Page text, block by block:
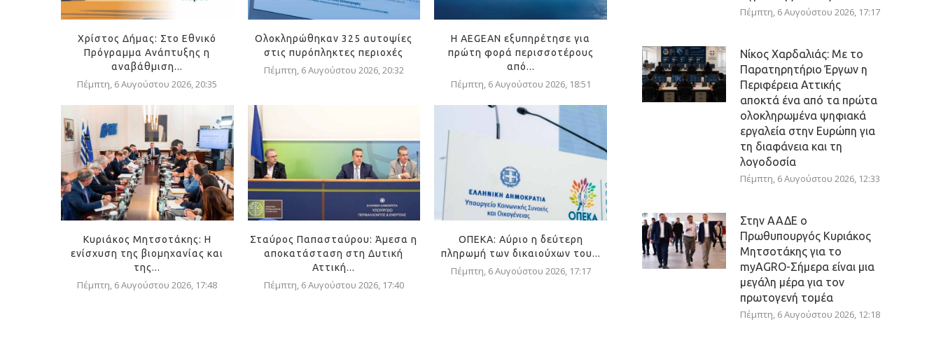
Χρίστος Δήμας: Στο Εθνικό
Πρόγραμμα Ανάπτυξης η
αναβάθμιση...
Πέμπτη, 6 Αυγούστου 2026, 20:35
Ολοκληρώθηκαν 325 αυτοψίες
στις πυρόπληκτες περιοχές
Πέμπτη, 6 Αυγούστου 2026, 20:32
Η AEGEAN εξυπηρέτησε για
πρώτη φορά περισσοτέρους
από...
Πέμπτη, 6 Αυγούστου 2026, 18:51
Κυριάκος Μητσοτάκης: Η
ενίσχυση της βιομηχανίας και
της...
Πέμπτη, 6 Αυγούστου 2026, 17:48
Σταύρος Παπασταύρου: Άμεσα η
αποκατάσταση στη Δυτική
Αττική...
Πέμπτη, 6 Αυγούστου 2026, 17:40
ΟΠΕΚΑ: Αύριο η δεύτερη
πληρωμή των δικαιούχων του...
Πέμπτη, 6 Αυγούστου 2026, 17:17
Πέμπτη, 6 Αυγούστου 2026, 17:17
Νίκος Χαρδαλιάς: Με το
Παρατηρητήριο Έργων η
Περιφέρεια Αττικής
αποκτά ένα από τα πρώτα
ολοκληρωμένα ψηφιακά
εργαλεία στην Ευρώπη για
τη διαφάνεια και τη
λογοδοσία
Πέμπτη, 6 Αυγούστου 2026, 12:33
Στην ΑΑΔΕ ο
Πρωθυπουργός Κυριάκος
Μητσοτάκης για το
myAGRO-Σήμερα είναι μια
μεγάλη μέρα για τον
πρωτογενή τομέα
Πέμπτη, 6 Αυγούστου 2026, 12:18